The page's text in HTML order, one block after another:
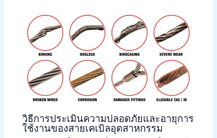
วิธีการประเมินความปลอดภัยและอายุการ
ใช้งานของสายเคเบิลอุตสาหกรรม